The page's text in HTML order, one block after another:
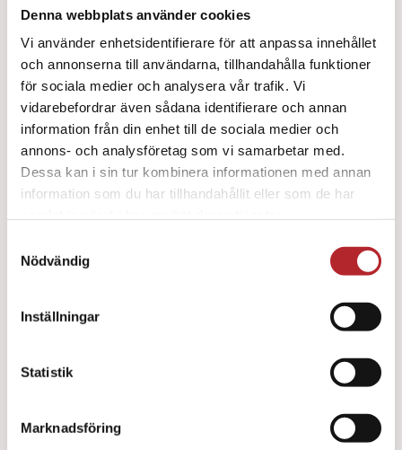
Denna webbplats använder cookies
Vi använder enhetsidentifierare för att anpassa innehållet
och annonserna till användarna, tillhandahålla funktioner
för sociala medier och analysera vår trafik. Vi
vidarebefordrar även sådana identifierare och annan
information från din enhet till de sociala medier och
annons- och analysföretag som vi samarbetar med.
Dessa kan i sin tur kombinera informationen med annan
information som du har tillhandahållit eller som de har
Nödvändig
Inställningar
Statistik
Marknadsföring
Little Baby QCPR 4-pack
10600kr